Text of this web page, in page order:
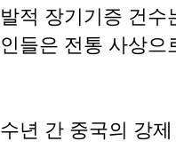
발적 장기기증 건수
인들은 전통 사상
수년 간 중국의 강